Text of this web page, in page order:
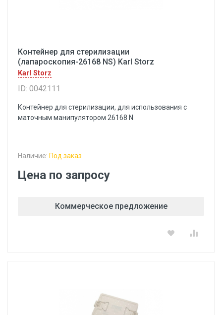
Контейнер для стерилизации
(лапароскопия-26168 NS) Karl Storz
Karl Storz
ID: 0042111
Контейнер для стерилизации, для использования с
маточным манипулятором 26168 N
Наличие: Под заказ
Цена по запросу
Коммерческое предложение